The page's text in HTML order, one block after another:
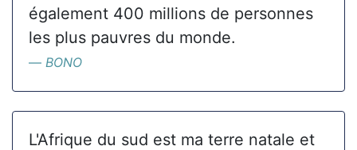
également 400 millions de personnes
les plus pauvres du monde.
BONO
L'Afrique du sud est ma terre natale et